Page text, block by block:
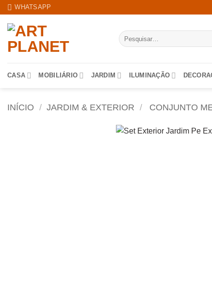
Skip
content
WHATSAPP
Pesquisar
por:
CASA MOBILIÁRIO JARDIM ILUMINAÇÃO
INÍCIO / JARDIM & EXTERIOR / CONJUNTO